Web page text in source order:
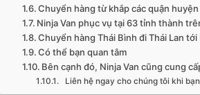
Chuyển hàng từ khắp các quận huyện
Ninja Van phục vụ tại 63 tỉnh thành
Chuyển hàng Thái Bình đi Thái Lan tới
Có thể bạn quan tâm
Bên cạnh đó, Ninja Van cũng cung
Liên hệ ngay cho chúng tôi khi